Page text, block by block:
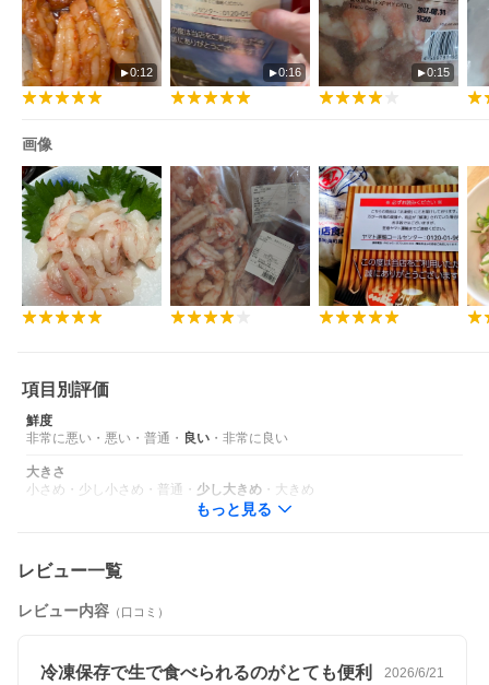
0:12 0:16 0:15
画像
項目別評価
鮮度
非常に悪い ・ 悪い ・ 普通 ・ 良い ・ 非常に良い
大きさ
小さめ ・ 少し小さめ ・ 普通 ・ 少し大きめ ・ 大きめ
もっと見る
レビュー一覧
レビュー内容 （口コミ）
冷凍保存で生で食べられるのがとても便利 2026/6/21